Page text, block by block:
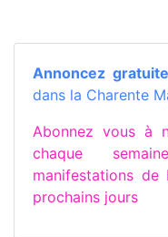
Annoncez
dans la Charente
Abonnez vous à
chaque
manifestations de
prochains jours